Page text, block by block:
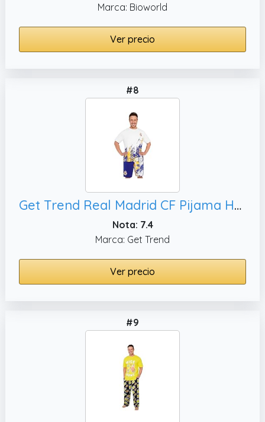
Marca: Bioworld
Ver precio
#8
Get Trend Real Madrid CF Pijama Hombre Verano Conjunto de Pijama Futbol Corto Suave Ropa de Dormir Algodon Regalo para Él (L, Multi Real Madrid)
Nota: 7.4
Marca: Get Trend
Ver precio
#9